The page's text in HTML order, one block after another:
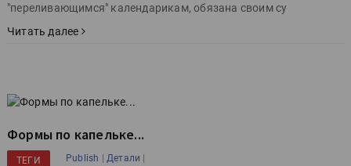
"переливающимся" календарикам, обязана своим су
Читать далее
Формы по капельке...
ТЕГИ Publish |Детали |